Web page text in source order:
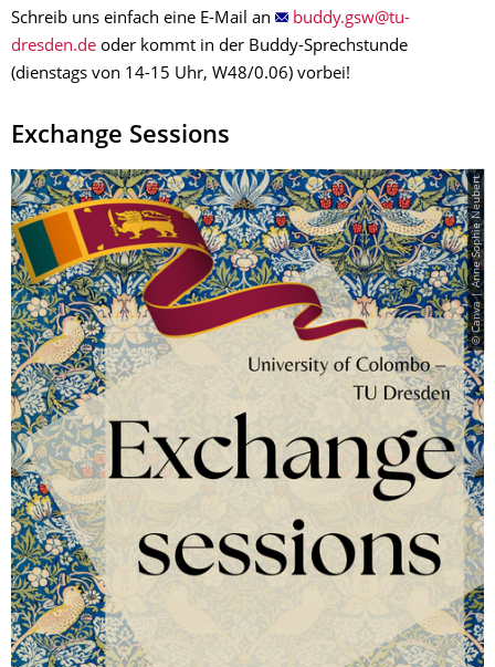
Schreib uns einfach eine E-Mail an
oder kommt in der Buddy-Sprechstunde
(dienstags von 14-15 Uhr, W48/0.06) vorbei!
Exchange Sessions
© Canva | Anne Sophie Neubert